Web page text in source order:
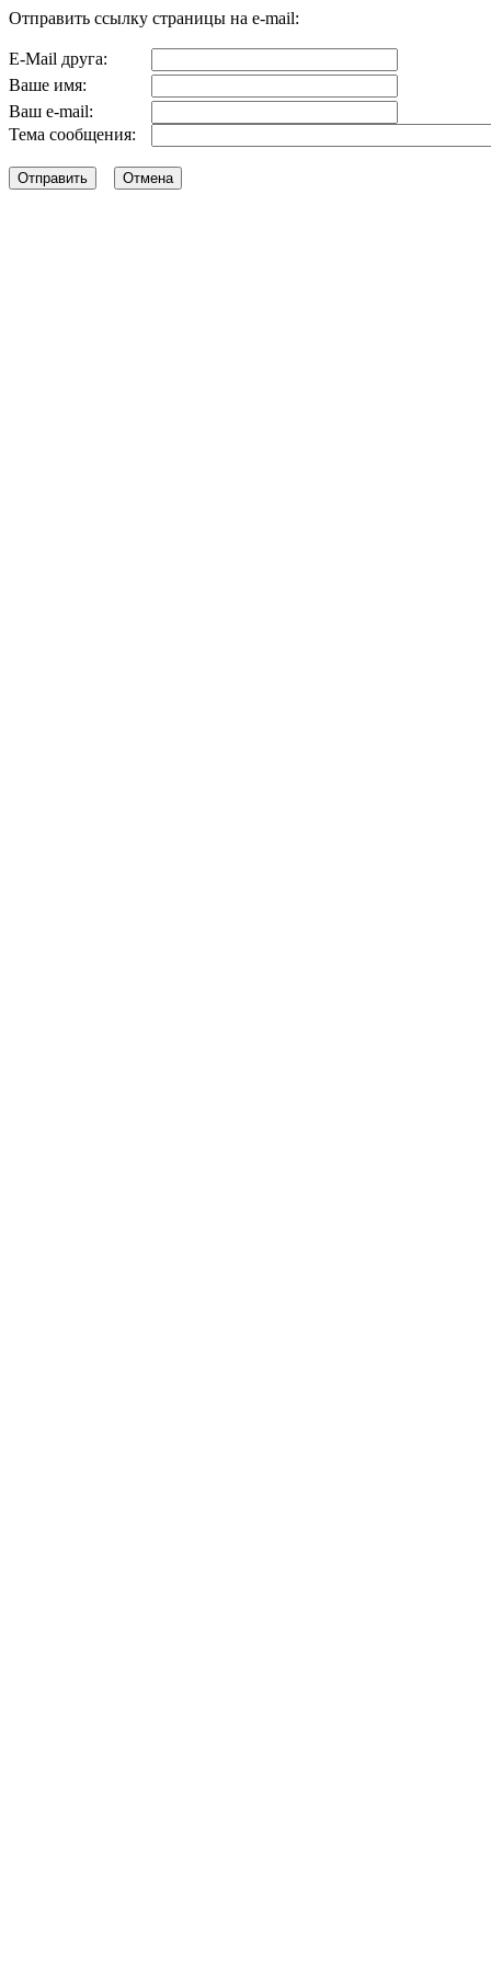
Отправить ссылку страницы на e-mail:
E-Mail друга:
Ваше имя:
Ваш e-mail:
Тема сообщения: